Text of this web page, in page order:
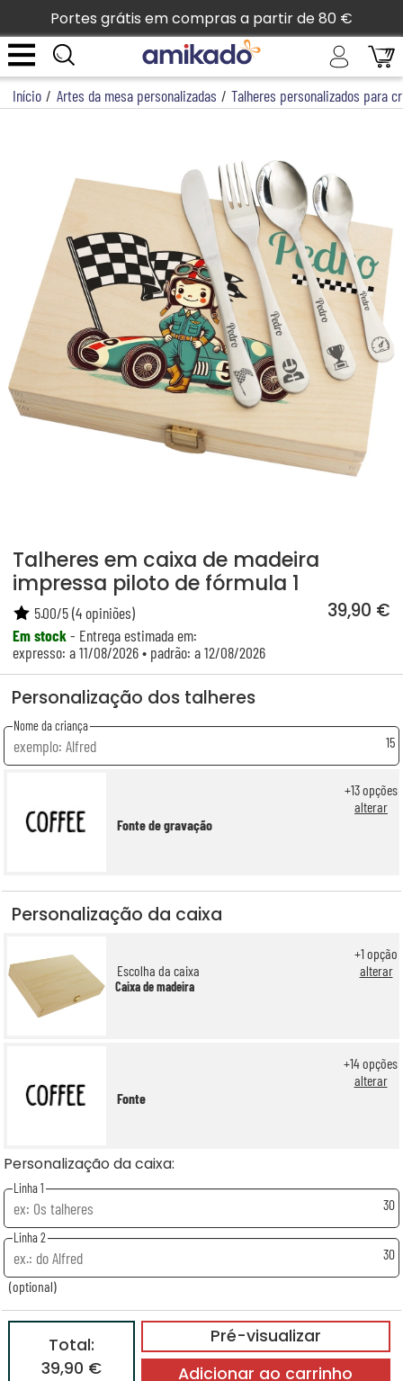
Portes grátis em compras a partir de 80 €
Início / Artes da mesa personalizadas / Talheres personalizados para
Talheres em caixa de madeira
impressa piloto de fórmula 1
39,90 €
Em stock- Entrega estimada em:
expresso: a 11/08/2026 • padrão: a 12/08/2026
5.00/5(4opiniões)
Personalização dos talheres
Nome da criança
15
Fonte de gravação
+13opções
alterar
Personalização da caixa
Escolha da caixa
Caixa de madeira
+1opção
alterar
Fonte
+14opções
alterar
Personalização da caixa:
Linha 1
30
Linha 2
30
(optional)
Pré-visualizar
Total:
39,90 €
Adicionar ao carrinho